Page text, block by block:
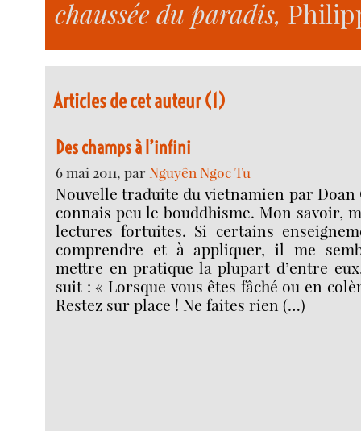
chaussée du paradis,
Articles de cet auteur (1)
Des champs à l’infini
6 mai 2011, parNguyên Ngoc Tu
Nouvelle traduite du vietnamien par Doan
connais peu le bouddhisme. Mon savoir,
lectures fortuites. Si certains
comprendre et à appliquer, il me
mettre en pratique la plupart d’entre
suit : « Lorsque vous êtes fâché ou en
Restez sur place ! Ne faites rien (…)